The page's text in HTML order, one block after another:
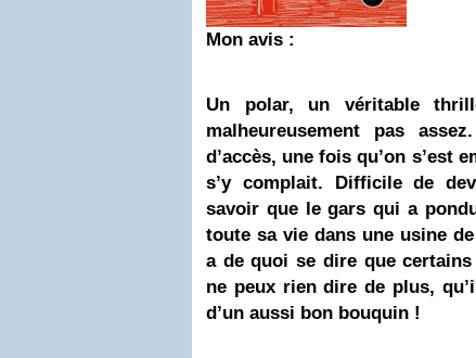
Mon avis :
Un polar, un véritable
malheureusement pas
d’accès, une fois qu’on s’est
s’y complait. Difficile de
savoir que le gars qui a
toute sa vie dans une usine
a de quoi se dire que
ne peux rien dire de plus,
d’un aussi bon bouquin !